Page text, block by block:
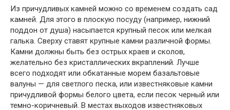
Из причудливых камней можно со временем создать сад
камней. Для этого в плоскую посуду (например, нижний
поддон от душа) насыпается крупный песок или мелкая
галька. Сверху ставят крупные камни различной формы.
Камни должны быть без острых краев и сколов,
желательно без кристал­лических вкраплений. Лучше
всего подходят или обкатанные морем базальтовые
валуны — для светлого песка, или известняковые камни
причудливой формы белого цвета, если песок черный или
темно-коричневый. В местах выходов известняковых